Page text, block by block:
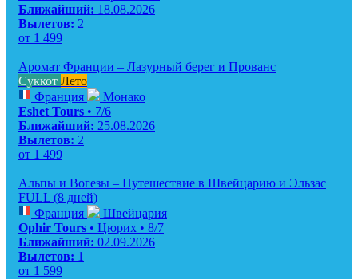
Ближайший: 18.08.2026
Вылетов: 2
от 1 499
Аромат Франции – Лазурный берег и Прованс
Суккот Лето
Франция
Монако
Eshet Tours • 7/6
Ближайший: 25.08.2026
Вылетов: 2
от 1 499
Альпы и Вогезы – Путешествие в Швейцарию и Эльзас
FULL (8 дней)
Франция
Швейцария
Ophir Tours • Цюрих • 8/7
Ближайший: 02.09.2026
Вылетов: 1
от 1 599